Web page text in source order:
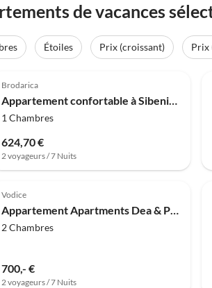
de vacances
Étoiles Prix (croissant)
Prix
Brodarica
Appartement confortable à Sibenik-Brodarica
1 Chambres
624,70 €
2 voyageurs / 7 Nuits
Vodice
Appartement Apartments Dea & Paula - Two Bedroom Apartment with Terrace
2 Chambres
700,- €
2 voyageurs / 7 Nuits